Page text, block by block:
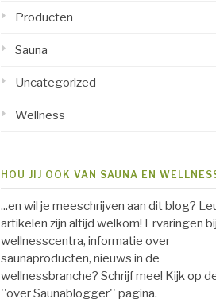
Producten
Sauna
Uncategorized
Wellness
HOU JIJ OOK VAN SAUNA EN
...en wil je meeschrijven aan dit blog?
artikelen zijn altijd welkom! Ervaringen bij
wellnesscentra, informatie over
saunaproducten, nieuws in de
wellnessbranche? Schrijf mee! Kijk op
''over Saunablogger'' pagina.